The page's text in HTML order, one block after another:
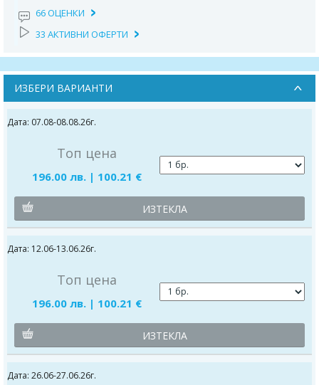
66 ОЦЕНКИ
33 АКТИВНИ ОФЕРТИ
ИЗБЕРИ ВАРИАНТИ
Дата: 07.08-08.08.26г.
Топ цена
196.00 лв. | 100.21 €
ИЗТЕКЛА
Дата: 12.06-13.06.26г.
Топ цена
196.00 лв. | 100.21 €
ИЗТЕКЛА
Дата: 26.06-27.06.26г.